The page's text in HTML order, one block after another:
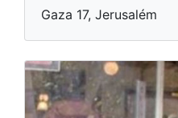
Gaza 17, Jerusalém